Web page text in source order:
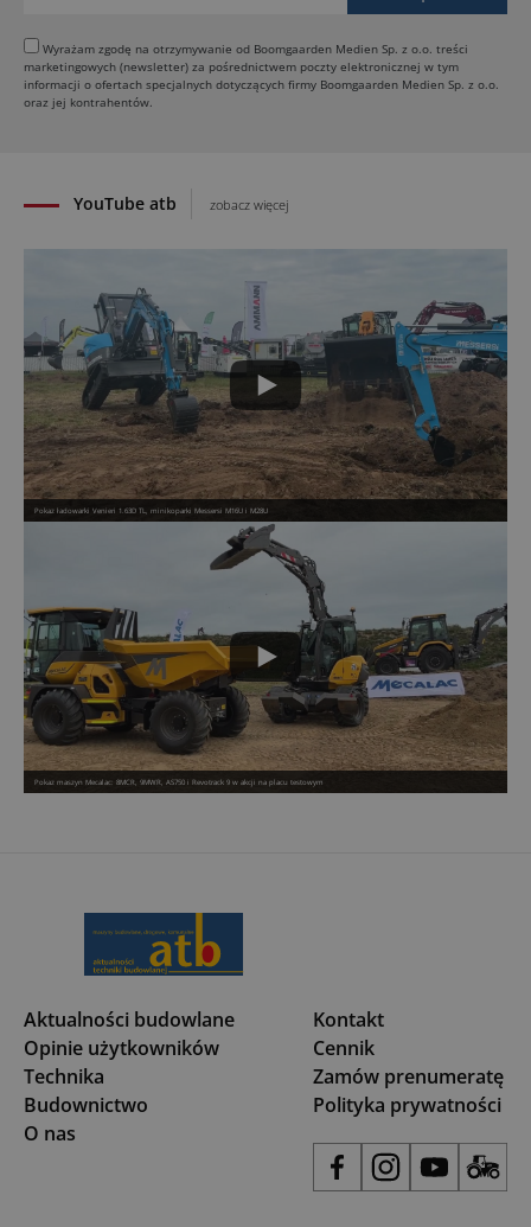
YouTube atb zobacz więcej
Pokaz ładowarki Venieri 1.63D TL, minikoparki Messersi M16U i M28U
Pokaz maszyn Mecalac: 8MCR, 9MWR, AS750 i Revotrack 9 w akcji na placu testowym
Wyrażam zgodę na otrzymywanie od Boomgaarden Medien Sp. z o.o. treści
marketingowych (newsletter) za pośrednictwem poczty elektronicznej w tym
informacji o ofertach specjalnych dotyczących firmy Boomgaarden Medien Sp. z o.o.
oraz jej kontrahentów.
Aktualności budowlane
Opinie użytkowników
Technika
Budownictwo
O nas
Kontakt
Cennik
Zamów prenumeratę
Polityka prywatności